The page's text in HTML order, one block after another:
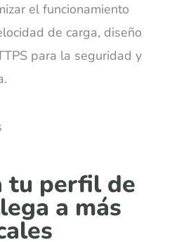
el funcionamiento
de carga, diseño
para la seguridad y
tu perfil de
a más